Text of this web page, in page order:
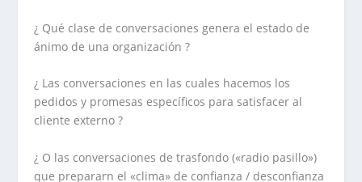
¿ Qué clase de conversaciones genera el estado de
ánimo de una organización ?
¿ Las conversaciones en las cuales hacemos los
pedidos y promesas específicos para satisfacer al
cliente externo ?
¿ O las conversaciones de trasfondo («radio pasillo»)
que prepararn el «clima» de confianza / desconfianza